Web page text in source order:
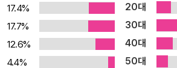
관리, 분석까지 총망라 ! 수집한 데이터를 관
모델링부터 예측, 통계, 시각화하는 분석 까
한 모든 과정을 체계적으로 배울 수 있습니다.
17.4%
20대
17.7%
30대
12.6%
40대
4.4%
50대